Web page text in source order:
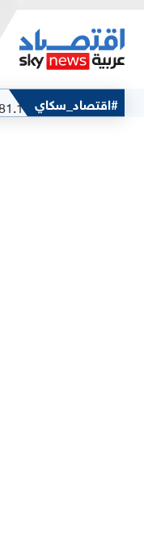
#اقتصاد_سكاي
خام مربان 81.1
+1.57